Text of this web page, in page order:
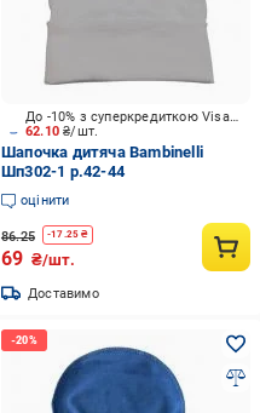
62.10₴/шт.
До -10% з суперкредиткою Visa Вигода
Шапочка дитяча Bambinelli
Шп302-1 р.42-44
оцінити
86.25 -17.25 ₴
69 ₴/шт.
Доставимо